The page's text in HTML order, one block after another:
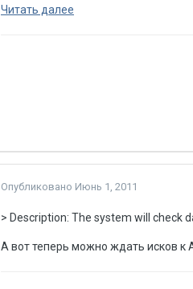
Читать далее
Опубликовано Июнь 1, 2011
> Description: The system will check
А вот теперь можно ждать исков к